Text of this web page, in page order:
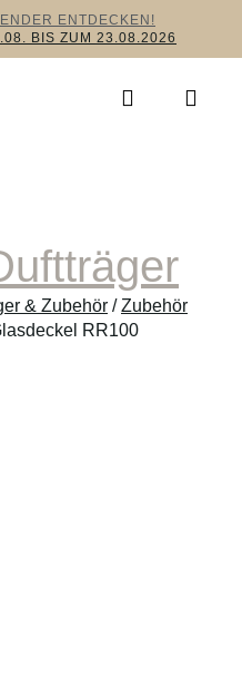
ENTDECKEN!
BIS ZUM 23.08.2026
& Zubehör /Zubehör
RR100